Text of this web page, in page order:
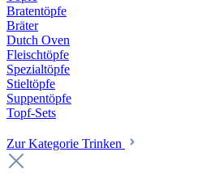
Bratentöpfe
Bräter
Dutch Oven
Fleischtöpfe
Spezialtöpfe
Stieltöpfe
Suppentöpfe
Topf-Sets
Zur Kategorie Trinken